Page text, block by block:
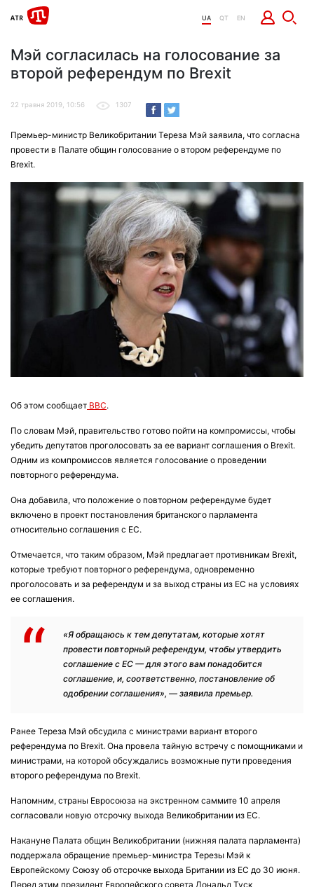
UA QT EN
Мэй согласилась на голосование за
второй референдум по Brexit
22 травня 2019, 10:56 1307
Премьер-министр Великобритании Тереза Мэй заявила, что согласна
провести в Палате общин голосование о втором референдуме по
Brexit.
Об этом сообщает BBC.
По словам Мэй, правительство готово пойти на компромиссы, чтобы
убедить депутатов проголосовать за ее вариант соглашения о Brexit.
Одним из компромиссов является голосование о проведении
повторного референдума.
Она добавила, что положение о повторном референдуме будет
включено в проект постановления британского парламента
относительно соглашения с ЕС.
Отмечается, что таким образом, Мэй предлагает противникам Brexit,
которые требуют повторного референдума, одновременно
проголосовать и за референдум и за выход страны из ЕС на условиях
ее соглашения.
«Я обращаюсь к тем депутатам, которые хотят
провести повторный референдум, чтобы утвердить
соглашение с ЕС — для этого вам понадобится
соглашение, и, соответственно, постановление об
одобрении соглашения», — заявила премьер.
Ранее Тереза Мэй обсудила с министрами вариант второго
референдума по Brexit. Она провела тайную встречу с помощниками и
министрами, на которой обсуждались возможные пути проведения
второго референдума по Brexit.
Напомним, страны Евросоюза на экстренном саммите 10 апреля
согласовали новую отсрочку выхода Великобритании из ЕС.
Накануне Палата общин Великобритании (нижняя палата парламента)
поддержала обращение премьер-министра Терезы Мэй к
Европейскому Союзу об отсрочке выхода Британии из ЕС до 30 июня.
Перед этим президент Европейского совета Дональд Туск